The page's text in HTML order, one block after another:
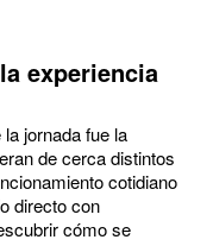
experiencia
jornada fue la
de cerca distintos
cotidiano
directo con
cómo se